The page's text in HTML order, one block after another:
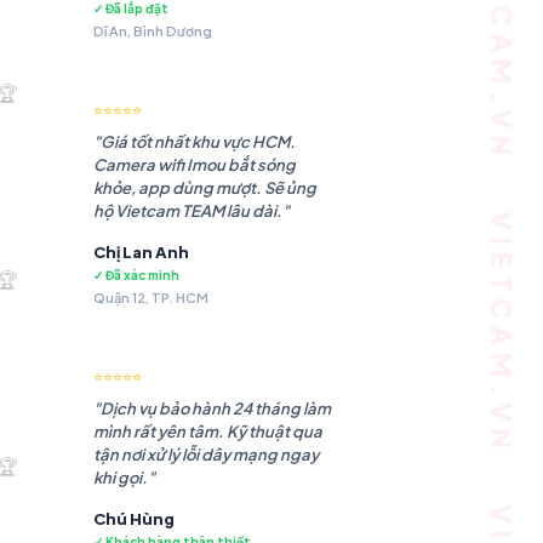
₫.
₫.
₫.
✓ Đã lắp đặt
Dĩ An, Bình Dương
⭐⭐⭐⭐⭐
"Giá tốt nhất khu vực HCM.
Camera wifi Imou bắt sóng
khỏe, app dùng mượt. Sẽ ủng
hộ Vietcam TEAM lâu dài."
Chị Lan Anh
✓ Đã xác minh
Quận 12, TP. HCM
⭐⭐⭐⭐⭐
"Dịch vụ bảo hành 24 tháng làm
mình rất yên tâm. Kỹ thuật qua
tận nơi xử lý lỗi dây mạng ngay
khi gọi."
Chú Hùng